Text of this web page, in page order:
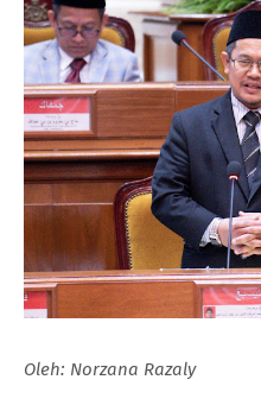
Oleh: Norzana Razaly